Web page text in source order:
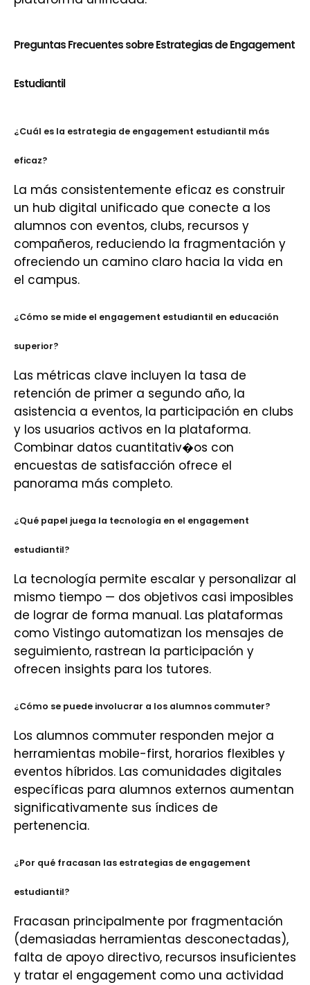
Preguntas Frecuentes sobre Estrategias de Engagement
Estudiantil
¿Cuál es la estrategia de engagement estudiantil más
eficaz?
La más consistentemente eficaz es construir
un hub digital unificado que conecte a los
alumnos con eventos, clubs, recursos y
compañeros, reduciendo la fragmentación y
ofreciendo un camino claro hacia la vida en
el campus.
¿Cómo se mide el engagement estudiantil en educación
superior?
Las métricas clave incluyen la tasa de
retención de primer a segundo año, la
asistencia a eventos, la participación en clubs
y los usuarios activos en la plataforma.
Combinar datos cuantitativ�os con
encuestas de satisfacción ofrece el
panorama más completo.
¿Qué papel juega la tecnología en el engagement
estudiantil?
La tecnología permite escalar y personalizar al
mismo tiempo — dos objetivos casi imposibles
de lograr de forma manual. Las plataformas
como Vistingo automatizan los mensajes de
seguimiento, rastrean la participación y
ofrecen insights para los tutores.
¿Cómo se puede involucrar a los alumnos commuter?
Los alumnos commuter responden mejor a
herramientas mobile-first, horarios flexibles y
eventos híbridos. Las comunidades digitales
específicas para alumnos externos aumentan
significativamente sus índices de
pertenencia.
¿Por qué fracasan las estrategias de engagement
estudiantil?
Fracasan principalmente por fragmentación
(demasiadas herramientas desconectadas),
falta de apoyo directivo, recursos insuficientes
y tratar el engagement como una actividad